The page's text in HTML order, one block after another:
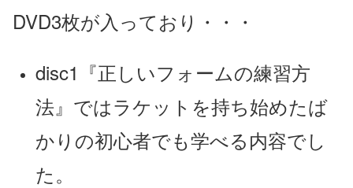
DVD3枚が入っており・・・
disc1『正しいフォームの練習方
法』ではラケットを持ち始めたば
かりの初心者でも学べる内容でし
た。